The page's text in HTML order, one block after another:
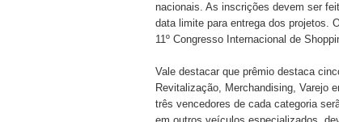
nacionais. As inscrições devem ser
data limite para entrega dos projetos.
11º Congresso Internacional de
Vale destacar que prêmio destaca
Revitalização, Merchandising, Varejo
três vencedores de cada categoria